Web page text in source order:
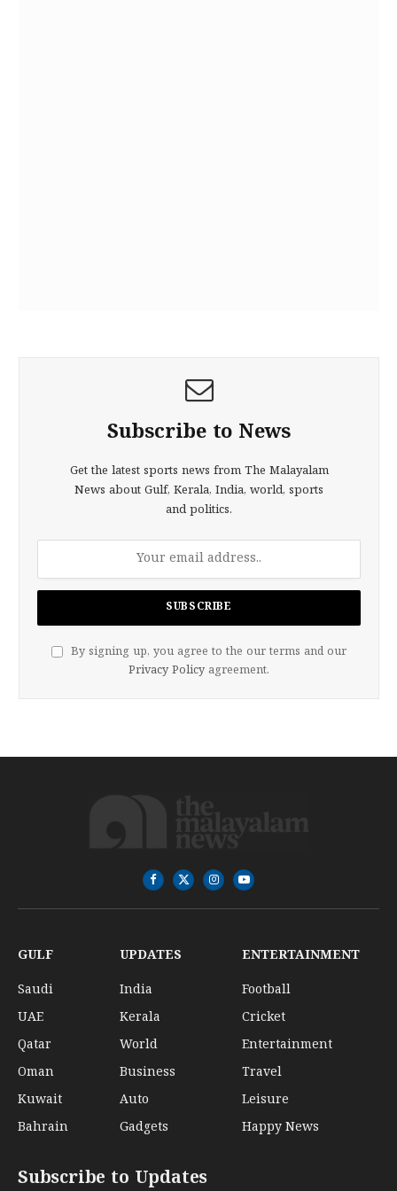
Subscribe to News
Get the latest sports news from The Malayalam
News about Gulf, Kerala, India, world, sports
and politics.
By signing up, you agree to the our terms and our
Privacy Policy agreement.
Facebook
X
(Twitter)
InstagramYouTube
GULF
Saudi
UAE
Qatar
Oman
Kuwait
Bahrain
UPDATES
India
Kerala
World
Business
Auto
Gadgets
ENTERTAINMENT
Football
Cricket
Entertainment
Travel
Leisure
Happy News
Subscribe to Updates